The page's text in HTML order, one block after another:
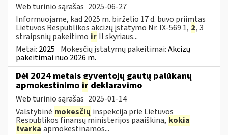
Web turinio sąrašas 2025-06-27
Informuojame, kad 2025 m. birželio 17 d. buvo priimtas
Lietuvos Respublikos akcizų įstatymo Nr. IX-569 1, 2, 3
straipsnių pakeitimo ir II skyriaus...
Metai: 2025 Mokesčių įstatymų pakeitimai:Akcizų
pakeitimai nuo 2026 m.
Dėl 2024 metais gyventojų gautų palūkanų
apmokestinimo ir deklaravimo
Web turinio sąrašas 2025-01-14
Valstybinė mokesčių inspekcija prie Lietuvos
Respublikos finansų ministerijos paaiškina, kokia
tvarka apmokestinamos...